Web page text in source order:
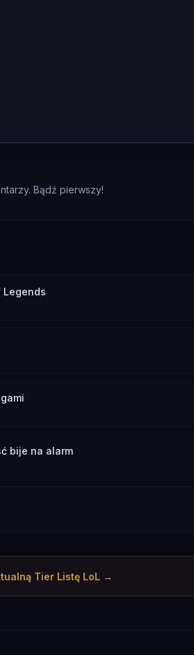
Bądź pierwszy!
Legends
bije na alarm
Tier Listę LoL →